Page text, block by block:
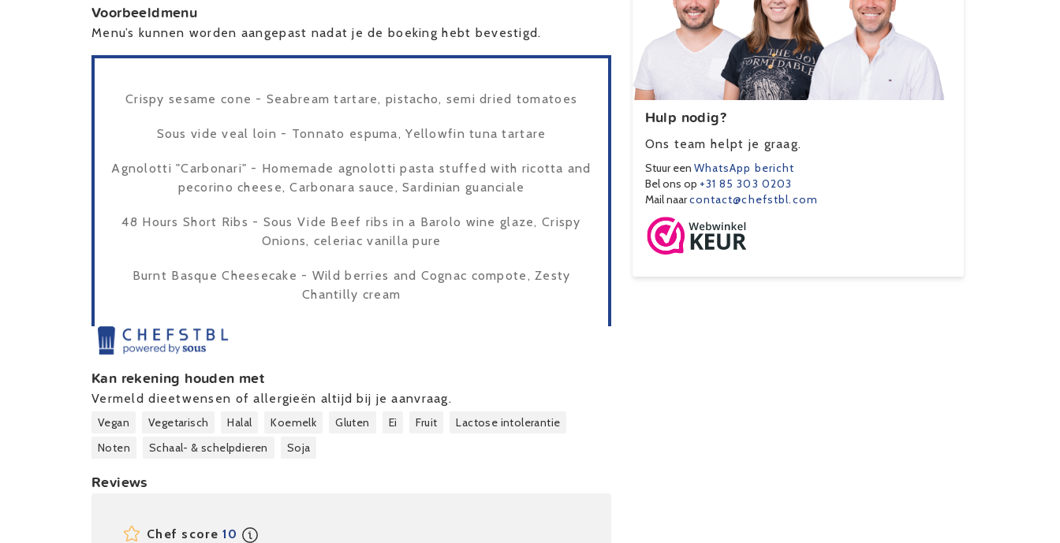
Voorbeeldmenu
Menu’s kunnen worden aangepast nadat je de boeking hebt bevestigd.
Crispy sesame cone - Seabream tartare, pistacho, semi dried tomatoes
Sous vide veal loin - Tonnato espuma, Yellowfin tuna tartare
Agnolotti "Carbonari" - Homemade agnolotti pasta stuffed with ricotta and
pecorino cheese, Carbonara sauce, Sardinian guanciale
48 Hours Short Ribs - Sous Vide Beef ribs in a Barolo wine glaze, Crispy
Onions, celeriac vanilla pure
Burnt Basque Cheesecake - Wild berries and Cognac compote, Zesty
Chantilly cream
Kan rekening houden met
Vermeld dieetwensen of allergieën altijd bij je aanvraag.
Vegan Vegetarisch Halal Koemelk Gluten Ei Fruit
Lactose intolerantie
Noten
Schaal- & schelpdieren Soja
Reviews
Chef score10
Hulp nodig?
Ons team helpt je graag.
Stuur een WhatsApp bericht
Bel ons op +31 85 303 0203
Mail naarcontact@chefstbl.com